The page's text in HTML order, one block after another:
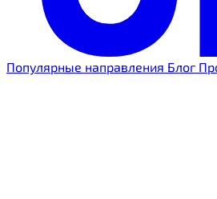
Популярные направления Блог